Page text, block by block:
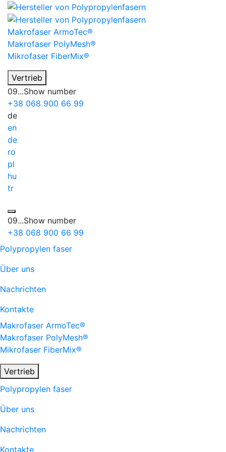
Makrofaser ArmoTec®
Makrofaser PolyMesh®
Mikrofaser FiberMix®
Vertrieb
09...Show number
+38 068 900 66 99
de
en
de
ro
pl
hu
tr
09...Show number
+38 068 900 66 99
Polypropylen faser
Über uns
Nachrichten
Kontakte
Makrofaser ArmoTec®
Makrofaser PolyMesh®
Mikrofaser FiberMix®
Vertrieb
Polypropylen faser
Über uns
Nachrichten
Kontakte